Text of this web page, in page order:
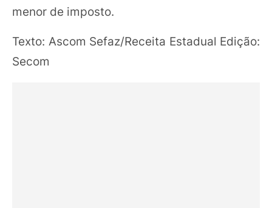
menor de imposto.
Texto: Ascom Sefaz/Receita Estadual Edição:
Secom